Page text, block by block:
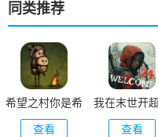
同类推荐
希望之村你是希
望
查看
我在末世开
新秩序
查看